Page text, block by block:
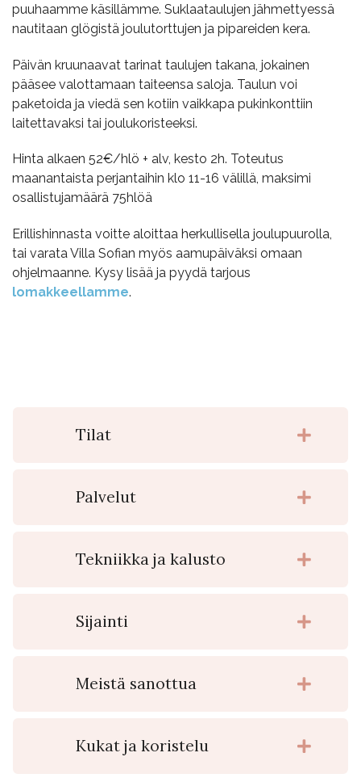
puuhaamme käsillämme. Suklaataulujen jähmettyessä
nautitaan glögistä joulutorttujen ja pipareiden kera.
Päivän kruunaavat tarinat taulujen takana, jokainen
pääsee valottamaan taiteensa saloja. Taulun voi
paketoida ja viedä sen kotiin vaikkapa pukinkonttiin
laitettavaksi tai joulukoristeeksi.
Hinta alkaen 52€/hlö + alv, kesto 2h. Toteutus
maanantaista perjantaihin klo 11-16 välillä, maksimi
osallistujamäärä 75hlöä
Erillishinnasta voitte aloittaa herkullisella joulupuurolla,
tai varata Villa Sofian myös aamupäiväksi omaan
ohjelmaanne. Kysy lisää ja pyydä tarjous
lomakkeellamme.
Tilat
Palvelut
Tekniikka ja kalusto
Sijainti
Meistä sanottua
Kukat ja koristelu